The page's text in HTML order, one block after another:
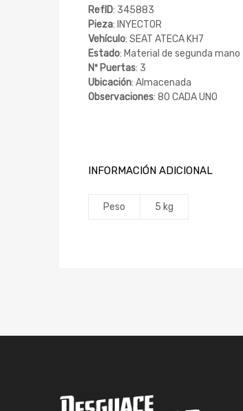
RefID: 345883
Pieza: INYECTOR
Vehículo: SEAT ATECA KH7
Estado: Material de segunda mano
Nº Puertas: 3
Ubicación: Almacenada
Observaciones: 80 CADA UNO
INFORMACIÓN ADICIONAL
Peso 5 kg